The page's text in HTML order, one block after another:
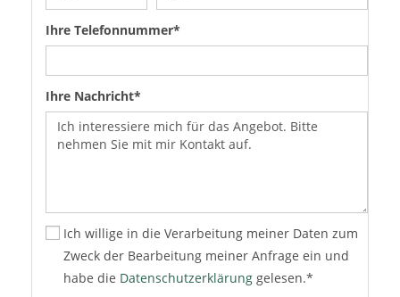
Ihre Telefonnummer*
Ihre Nachricht*
Ich willige in die Verarbeitung meiner Daten zum
Zweck der Bearbeitung meiner Anfrage ein und
habe die Datenschutzerklärung gelesen.*